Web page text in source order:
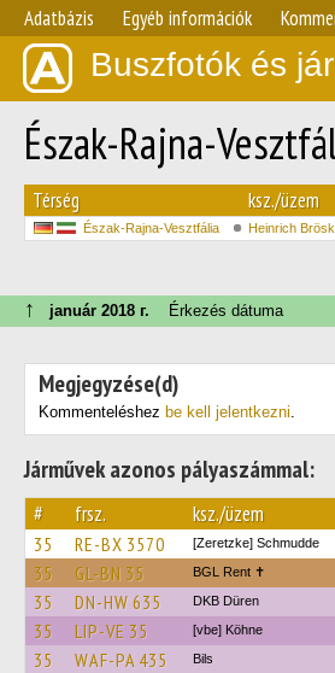
Adatbázis Egyéb információk
Buszfotók és
Észak-Rajna-
Térség ksz./üzem
Észak-Rajna-Vesztfália Heinrich
↑ január 2018 г. Érkezés dátuma
Megjegyzése(d)
Kommenteléshez be kell jelentkezni.
Járművek azonos pályaszámmal:
# frsz. ksz./üzem
35 RE-BX 3570 [Zeretzke] Schmudde
35 GL-BN 35 BGL Rent ✝︎
35 DN-HW 635 DKB Düren
35 LIP-VE 35 [vbe] Köhne
35 WAF-PA 435 Bils